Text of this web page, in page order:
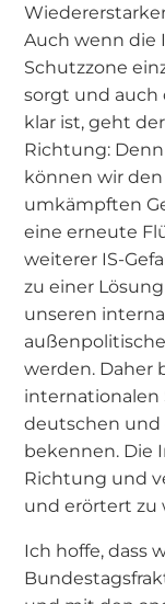
Auch wenn die
Schutzzone
sorgt und auch
klar ist, geht
Richtung:
können wir
umkämpften
eine erneute
weiterer IS-
zu einer
unseren
werden. Daher
internationalen
deutschen und
bekennen. Die
Richtung und
und erörtert zu
Ich hoffe, dass